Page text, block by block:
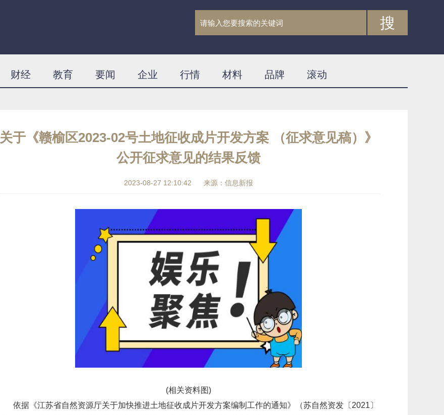
搜
财经 教育 要闻 企业 行情 材料 品牌 滚动
关于《赣榆区2023-02号土地征收成片开发方案 （征求意见稿）》
公开征求意见的结果反馈
2023-08-27 12:10:42 来源：信息新报
(相关资料图)
依据《江苏省自然资源厅关于加快推进土地征收成片开发方案编制工作的通知》（苏自然资发〔2021〕